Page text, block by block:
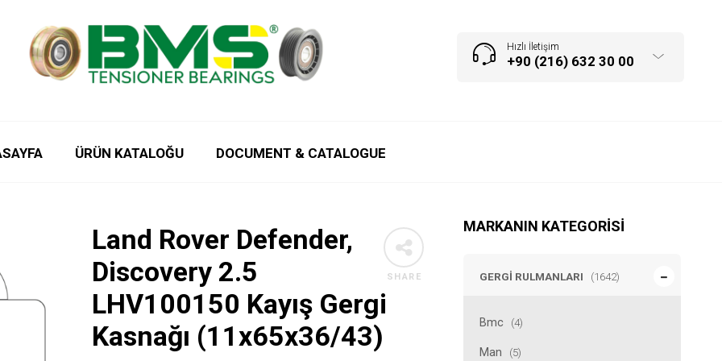
Hızlı İletişim
+90 (216) 632 30 00
ÜRÜN KATALOĞU DOCUMENT & CATALOGUE
MARKANIN KATEGORISI
GERGI RULMANLARI (1642)
Bmc (4)
Man (5)
SHARE
Land Rover Defender,
Discovery 2.5
LHV100150 Kayış Gergi
Kasnağı (11x65x36/43)